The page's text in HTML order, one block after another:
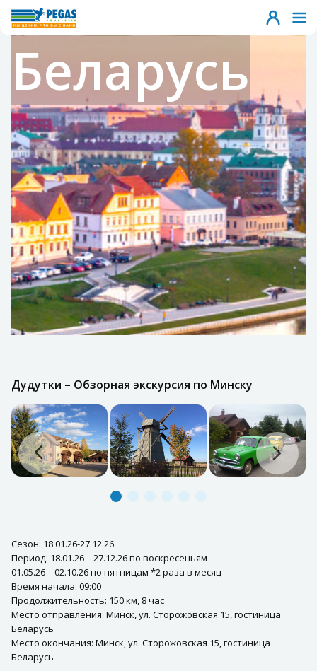
Беларусь
Дудутки – Обзорная экскурсия по Минску
Сезон: 18.01.26-27.12.26
Период: 18.01.26 – 27.12.26 по воскресеньям
01.05.26 – 02.10.26 по пятницам *2 раза в месяц
Время начала: 09:00
Продолжительность: 150 км, 8 час
Место отправления: Минск, ул. Сторожовская 15, гостиница
Беларусь
Место окончания: Минск, ул. Сторожовская 15, гостиница
Беларусь